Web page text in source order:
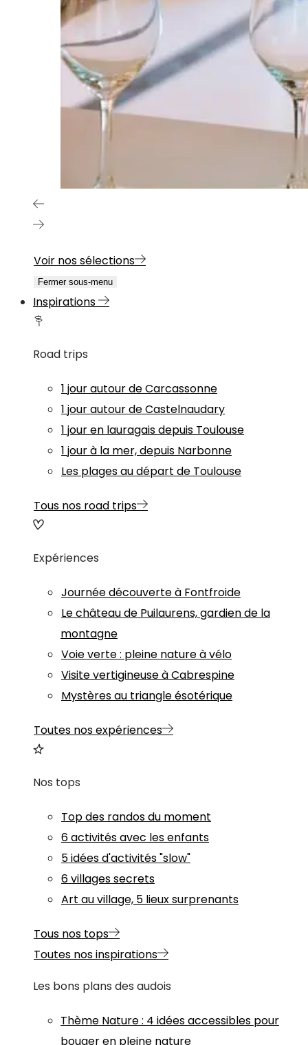
Voir nos sélections
Fermer sous-menu
Inspirations
Road trips
1 jour autour de Carcassonne
1 jour autour de Castelnaudary
1 jour en lauragais depuis Toulouse
1 jour à la mer, depuis Narbonne
Les plages au départ de Toulouse
Tous nos road trips
Expériences
Journée découverte à Fontfroide
Le château de Puilaurens, gardien de la
montagne
Voie verte : pleine nature à vélo
Visite vertigineuse à Cabrespine
Mystères au triangle ésotérique
Toutes nos expériences
Nos tops
Top des randos du moment
6 activités avec les enfants
5 idées d'activités "slow"
6 villages secrets
Art au village, 5 lieux surprenants
Tous nos tops
Toutes nos inspirations
Les bons plans des audois
Thème Nature: 4 idées accessibles pour
bouger en pleine nature